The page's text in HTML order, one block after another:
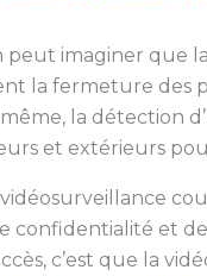
peut imaginer que
la fermeture des
même, la détection
et extérieurs
confidentialité et
c’est que la